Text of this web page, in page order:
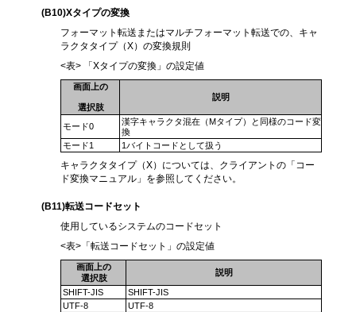
(B10)Xタイプの変換
フォーマット転送またはマルチフォーマット転送での、キャ
ラクタタイプ（X）の変換規則
<表> 「Xタイプの変換」の設定値
画面上の
選択肢
説明
モード0
漢字キャラクタ混在（Mタイプ）と同様のコード変
換
モード1
1バイトコードとして扱う
キャラクタタイプ（X）については、クライアントの「コー
ド変換マニュアル」を参照してください。
(B11)転送コードセット
使用しているシステムのコードセット
<表>「転送コードセット」の設定値
画面上の
選択肢
説明
SHIFT-JIS
SHIFT-JIS
UTF-8
UTF-8